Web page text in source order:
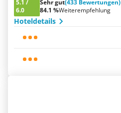
5.1 /
6.0
Sehr gut(433 Bewertungen)
84.1 %Weiterempfehlung
Hoteldetails